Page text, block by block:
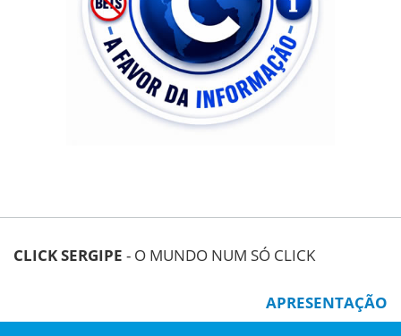
CLICK SERGIPE - O MUNDO NUM SÓ CLICK
APRESENTAÇÃO